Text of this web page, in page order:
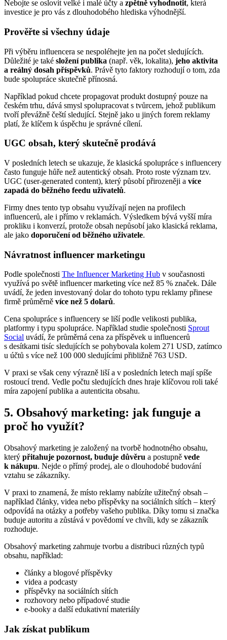
Nebojte se oslovit velké i malé účty a zpětně vyhodnotit, která
investice je pro vás z dlouhodobého hlediska výhodnější.
Prověřte si všechny údaje
Při výběru influencera se nespoléhejte jen na počet sledujících.
Důležité je také složení publika (např. věk, lokalita), jeho aktivita
a reálný dosah příspěvků. Právě tyto faktory rozhodují o tom, zda
bude spolupráce skutečně přínosná.
Například pokud chcete propagovat produkt dostupný pouze na
českém trhu, dává smysl spolupracovat s tvůrcem, jehož publikum
tvoří převážně čeští sledující. Stejně jako u jiných forem reklamy
platí, že klíčem k úspěchu je správné cílení.
UGC obsah, který skutečně prodává
V posledních letech se ukazuje, že klasická spolupráce s influencery
často funguje hůře než autentický obsah. Proto roste význam tzv.
UGC (user-generated content), který působí přirozeněji a více
zapadá do běžného feedu uživatelů.
Firmy dnes tento typ obsahu využívají nejen na profilech
influencerů, ale i přímo v reklamách. Výsledkem bývá vyšší míra
prokliku i konverzí, protože obsah nepůsobí jako klasická reklama,
ale jako doporučení od běžného uživatele.
Návratnost influencer marketingu
Podle společnosti The Influencer Marketing Hub v současnosti
využívá po světě influencer marketing více než 85 % značek. Dále
uvádí, že jeden investovaný dolar do tohoto typu reklamy přinese
firmě průměrně více než 5 dolarů.
Cena spolupráce s influencery se liší podle velikosti publika,
platformy i typu spolupráce. Například studie společnosti Sprout
Social uvádí, že průměrná cena za příspěvek u influencerů
s desítkami tisíc sledujících se pohybovala kolem 271 USD, zatímco
u účtů s více než 100 000 sledujícími přibližně 763 USD.
V praxi se však ceny výrazně liší a v posledních letech mají spíše
rostoucí trend. Vedle počtu sledujících dnes hraje klíčovou roli také
míra zapojení publika a autenticita obsahu.
5. Obsahový marketing: jak funguje a
proč ho využít?
Obsahový marketing je založený na tvorbě hodnotného obsahu,
který přitahuje pozornost, buduje důvěru a postupně vede
k nákupu. Nejde o přímý prodej, ale o dlouhodobé budování
vztahu se zákazníky.
V praxi to znamená, že místo reklamy nabízíte užitečný obsah –
například články, videa nebo příspěvky na sociálních sítích – který
odpovídá na otázky a potřeby vašeho publika. Díky tomu si značka
buduje autoritu a zůstává v povědomí ve chvíli, kdy se zákazník
rozhoduje.
Obsahový marketing zahrnuje tvorbu a distribuci různých typů
obsahu, například:
články a blogové příspěvky
videa a podcasty
příspěvky na sociálních sítích
rozhovory nebo případové studie
e-booky a další edukativní materiály
Jak získat publikum